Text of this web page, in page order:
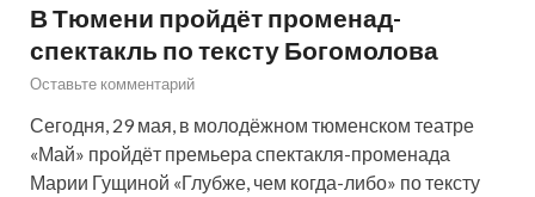
В Тюмени пройдёт променад-
спектакль по тексту Богомолова
Оставьте комментарий
Сегодня, 29 мая, в молодёжном тюменском театре
«Май» пройдёт премьера спектакля-променада
Марии Гущиной «Глубже, чем когда-либо» по тексту